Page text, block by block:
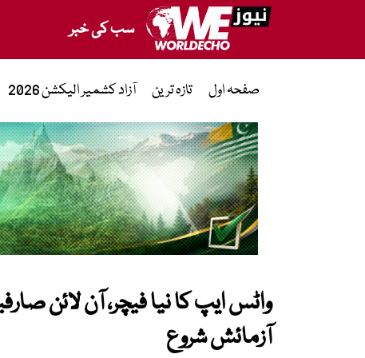
سب کی خبر
صفحہ اول تازہ ترین آزاد کشمیر الیکشن 2026
واٹس ایپ کا نیا فیچر، آن لائن
آزمائش شروع